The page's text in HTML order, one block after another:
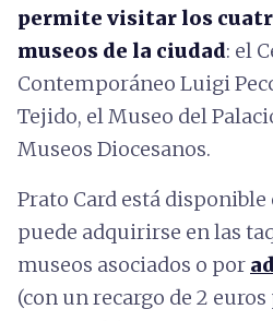
permite visitar los
museos de la ciudad: el
Contemporáneo Luigi
Tejido, el Museo del
Museos Diocesanos.
Prato Card está disponible
puede adquirirse en las
museos asociados o por
(con un recargo de 2